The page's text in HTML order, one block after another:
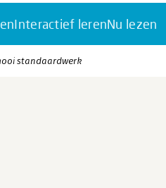
Interactief lerenNu lezen
standaardwerk